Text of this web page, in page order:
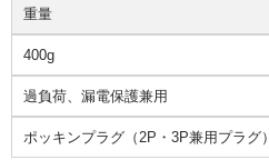
重量
400g
過負荷、漏電保護兼用
ポッキンプラグ（2P・3P兼用プラグ）